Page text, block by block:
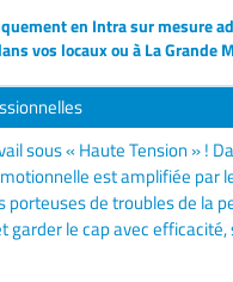
en Intra sur mesure
vos locaux ou à La Grande
sous « Haute Tension » !
est amplifiée par
porteuses de troubles de la
garder le cap avec